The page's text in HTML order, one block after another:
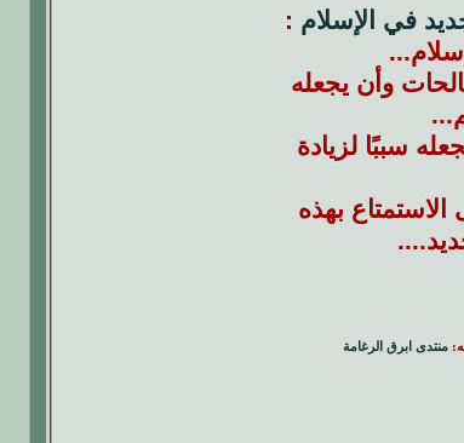
في الإسلام :
وأن يجعله
سببًا لزيادة
بهذه
منتدى ابرق الرغامة